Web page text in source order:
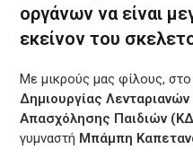
οργάνων να είναι
εκείνον του
Με μικρούς μας φίλους, στο
Δημιουργίας Λενταριανών
Απασχόλησης Παιδιών
γυμναστή Μπάμπη